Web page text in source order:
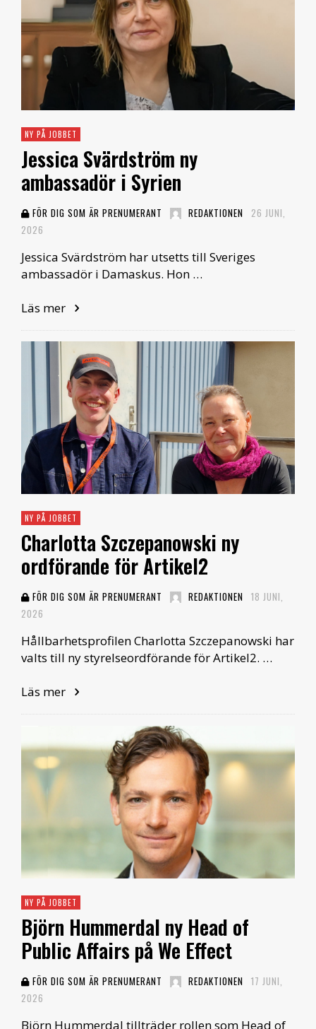
NY PÅ JOBBET
Jessica Svärdström ny
ambassadör i Syrien
FÖR DIG SOM ÄR PRENUMERANT REDAKTIONEN
26 JUNI,
2026
Jessica Svärdström har utsetts till Sveriges
ambassadör i Damaskus. Hon …
Läs mer
NY PÅ JOBBET
Charlotta Szczepanowski ny
ordförande för Artikel2
FÖR DIG SOM ÄR PRENUMERANT REDAKTIONEN 18 JUNI,
2026
Hållbarhetsprofilen Charlotta Szczepanowski har
valts till ny styrelseordförande för Artikel2. …
Läs mer
NY PÅ JOBBET
Björn Hummerdal ny Head of
Public Affairs på We Effect
FÖR DIG SOM ÄR PRENUMERANT REDAKTIONEN 17 JUNI,
2026
Björn Hummerdal tillträder rollen som Head of